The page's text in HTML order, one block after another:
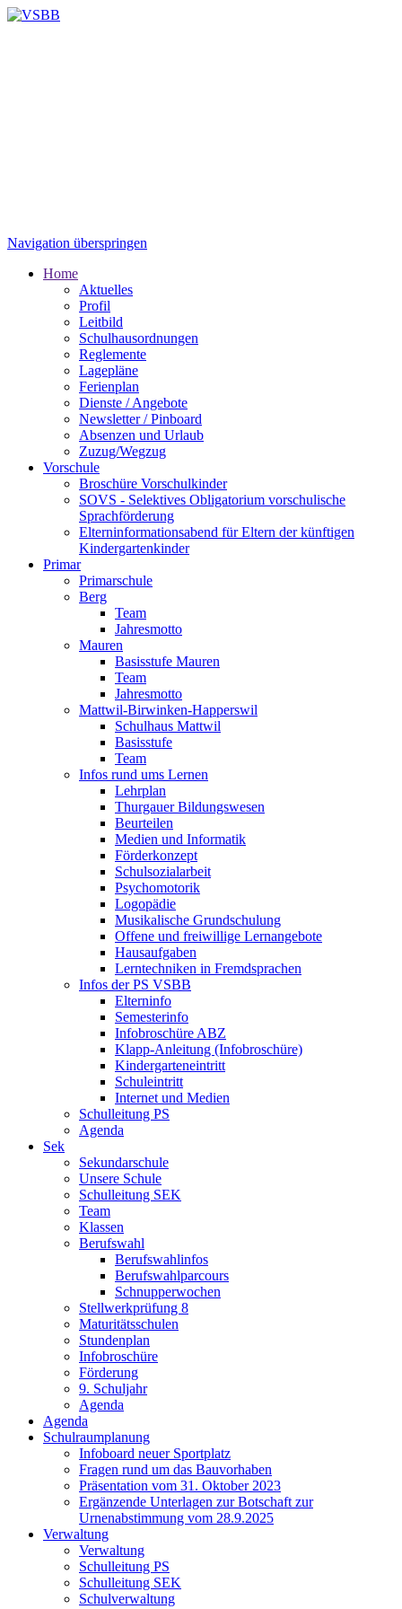
Navigation überspringen
Home
Aktuelles
Profil
Leitbild
Schulhausordnungen
Reglemente
Lagepläne
Ferienplan
Dienste / Angebote
Newsletter / Pinboard
Absenzen und Urlaub
Zuzug/Wegzug
Vorschule
Broschüre Vorschulkinder
SOVS - Selektives Obligatorium vorschulische
Sprachförderung
Elterninformationsabend für Eltern der künftigen
Kindergartenkinder
Primar
Primarschule
Berg
Team
Jahresmotto
Mauren
Basisstufe Mauren
Team
Jahresmotto
Mattwil-Birwinken-Happerswil
Schulhaus Mattwil
Basisstufe
Team
Infos rund ums Lernen
Lehrplan
Thurgauer Bildungswesen
Beurteilen
Medien und Informatik
Förderkonzept
Schulsozialarbeit
Psychomotorik
Logopädie
Musikalische Grundschulung
Offene und freiwillige Lernangebote
Hausaufgaben
Lerntechniken in Fremdsprachen
Infos der PS VSBB
Elterninfo
Semesterinfo
Infobroschüre ABZ
Klapp-Anleitung (Infobroschüre)
Kindergarteneintritt
Schuleintritt
Internet und Medien
Schulleitung PS
Agenda
Sek
Sekundarschule
Unsere Schule
Schulleitung SEK
Team
Klassen
Berufswahl
Berufswahlinfos
Berufswahlparcours
Schnupperwochen
Stellwerkprüfung 8
Maturitätsschulen
Stundenplan
Infobroschüre
Förderung
9. Schuljahr
Agenda
Agenda
Schulraumplanung
Infoboard neuer Sportplatz
Fragen rund um das Bauvorhaben
Präsentation vom 31. Oktober 2023
Ergänzende Unterlagen zur Botschaft zur
Urnenabstimmung vom 28.9.2025
Verwaltung
Verwaltung
Schulleitung PS
Schulleitung SEK
Schulverwaltung